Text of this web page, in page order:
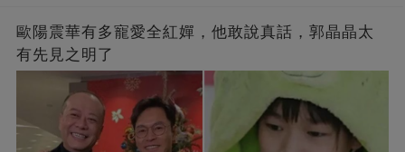
歐陽震華有多寵愛全紅嬋，他敢說真話，郭晶晶太
有先見之明了